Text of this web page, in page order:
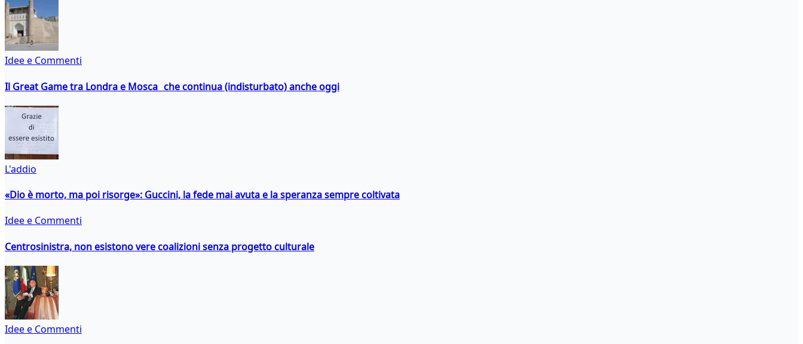
Idee e Commenti
Il Great Game tra Londra e Mosca che continua (indisturbato) anche oggi
L'addio
«Dio è morto, ma poi risorge»: Guccini, la fede mai avuta e la speranza sempre coltivata
Idee e Commenti
Centrosinistra, non esistono vere coalizioni senza progetto culturale
Idee e Commenti